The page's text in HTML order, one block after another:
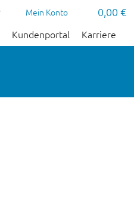
Mein Konto 0,00 €
Kundenportal Karriere